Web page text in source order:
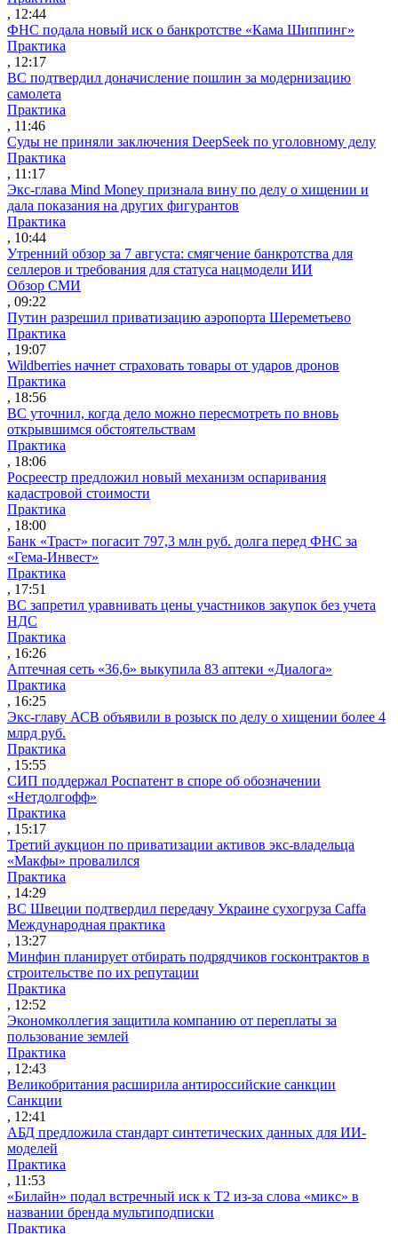
, 12:44
ФНС подала новый иск о банкротстве «Кама Шиппинг»
Практика
, 12:17
ВС подтвердил доначисление пошлин за модернизацию
самолета
Практика
, 11:46
Суды не приняли заключения DeepSeek по уголовному делу
Практика
, 11:17
Экс-глава Mind Money признала вину по делу о хищении и
дала показания на других фигурантов
Практика
, 10:44
Утренний обзор за 7 августа: смягчение банкротства для
селлеров и требования для статуса нацмодели ИИ
Обзор СМИ
, 09:22
Путин разрешил приватизацию аэропорта Шереметьево
Практика
, 19:07
Wildberries начнет страховать товары от ударов дронов
Практика
, 18:56
ВС уточнил, когда дело можно пересмотреть по вновь
открывшимся обстоятельствам
Практика
, 18:06
Росреестр предложил новый механизм оспаривания
кадастровой стоимости
Практика
, 18:00
Банк «Траст» погасит 797,3 млн руб. долга перед ФНС за
«Гема-Инвест»
Практика
, 17:51
ВС запретил уравнивать цены участников закупок без учета
НДС
Практика
, 16:26
Аптечная сеть «36,6» выкупила 83 аптеки «Диалога»
Практика
, 16:25
Экс-главу АСВ объявили в розыск по делу о хищении более 4
млрд руб.
Практика
, 15:55
СИП поддержал Роспатент в споре об обозначении
«Нетдолгофф»
Практика
, 15:17
Третий аукцион по приватизации активов экс-владельца
«Макфы» провалился
Практика
, 14:29
ВС Швеции подтвердил передачу Украине сухогруза Caffa
Международная практика
, 13:27
Минфин планирует отбирать подрядчиков госконтрактов в
строительстве по их репутации
Практика
, 12:52
Экономколлегия защитила компанию от переплаты за
пользование землей
Практика
, 12:43
Великобритания расширила антироссийские санкции
Санкции
, 12:41
АБД предложила стандарт синтетических данных для ИИ-
моделей
Практика
, 11:53
«Билайн» подал встречный иск к Т2 из-за слова «микс» в
названии бренда мультиподписки
Практика